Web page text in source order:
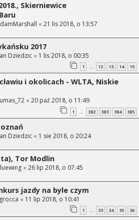
Skierniewice
« 21 lis 2018, o 13:57
2017
Dziedzic « 1 lis 2018, o 00:35
1 … 12 13 14 15
i okolicach - WLTA, Niskie
« 20 paź 2018, o 11:49
1 … 382 383 384 385
Dziedzic « 1 sie 2018, o 20:24
Tor Modlin
« 26 lip 2018, o 07:45
jazdy na byle czym
« 11 lip 2018, o 10:41
1 … 33 34 35 36